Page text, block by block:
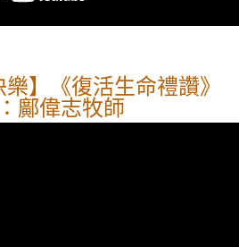
樂】《復活生命禮讚》
鄺偉志牧師